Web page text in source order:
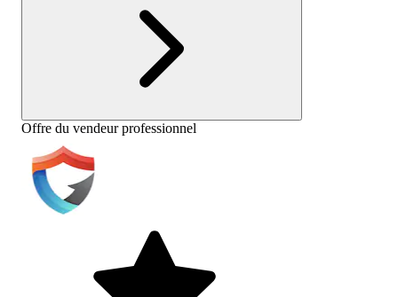
Offre du vendeur professionnel